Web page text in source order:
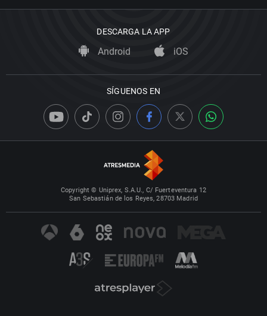
DESCARGA LA APP
Android iOS
SÍGUENOS EN
Copyright © Uniprex, S.A.U., C/ Fuerteventura 12
San Sebastián de los Reyes, 28703 Madrid